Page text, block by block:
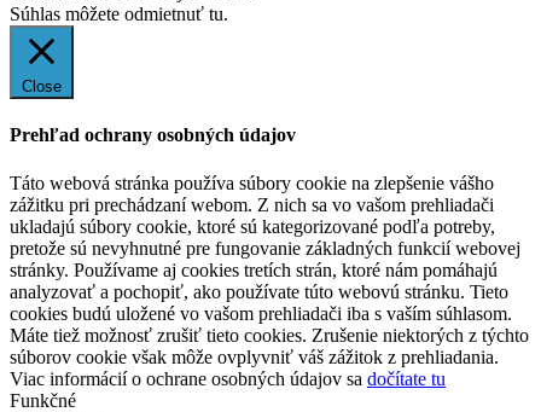
Súhlas môžete odmietnuť tu.
Close
Prehľad ochrany osobných údajov
Táto webová stránka používa súbory cookie na zlepšenie vášho
zážitku pri prechádzaní webom. Z nich sa vo vašom prehliadači
ukladajú súbory cookie, ktoré sú kategorizované podľa potreby,
pretože sú nevyhnutné pre fungovanie základných funkcií webovej
stránky. Používame aj cookies tretích strán, ktoré nám pomáhajú
analyzovať a pochopiť, ako používate túto webovú stránku. Tieto
cookies budú uložené vo vašom prehliadači iba s vaším súhlasom.
Máte tiež možnosť zrušiť tieto cookies. Zrušenie niektorých z týchto
súborov cookie však môže ovplyvniť váš zážitok z prehliadania.
Viac informácií o ochrane osobných údajov sa dočítate tu
Funkčné